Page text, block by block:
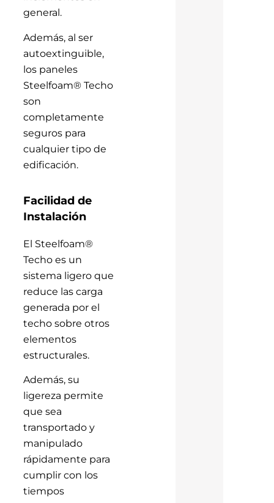
general.
Además, al ser
autoextinguible,
los paneles
Steelfoam® Techo
son
completamente
seguros para
cualquier tipo de
edificación.
Facilidad de
Instalación
El Steelfoam®
Techo es un
sistema ligero que
reduce las carga
generada por el
techo sobre otros
elementos
estructurales.
Además, su
ligereza permite
que sea
transportado y
manipulado
rápidamente para
cumplir con los
tiempos